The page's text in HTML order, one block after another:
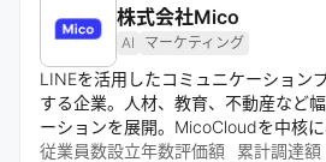
株式会社Mico
AI マーケティング
LINEを活用したコミュニケーション
する企業。人材、教育、不動産など
ーションを展開。MicoCloudを中核
ニケーション最適化を通じて売上増
従業員数設立年数評価額 累計調達額